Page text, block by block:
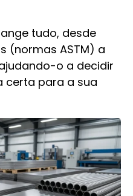
tudo, desde
(normas ASTM) a
o a decidir
certa para a sua